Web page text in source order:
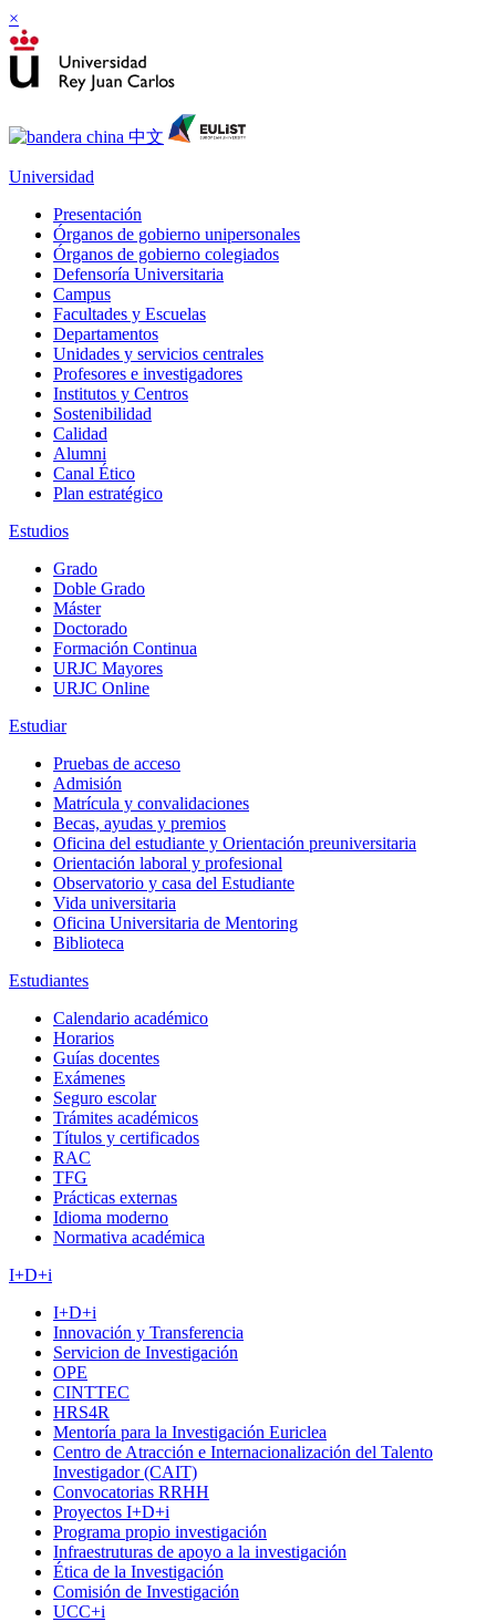
×
Universidad
Presentación
Órganos de gobierno unipersonales
Órganos de gobierno colegiados
Defensoría Universitaria
Campus
Facultades y Escuelas
Departamentos
Unidades y servicios centrales
Profesores e investigadores
Institutos y Centros
Sostenibilidad
Calidad
Alumni
Canal Ético
Plan estratégico
Estudios
Grado
Doble Grado
Máster
Doctorado
Formación Continua
URJC Mayores
URJC Online
Estudiar
Pruebas de acceso
Admisión
Matrícula y convalidaciones
Becas, ayudas y premios
Oficina del estudiante y Orientación preuniversitaria
Orientación laboral y profesional
Observatorio y casa del Estudiante
Vida universitaria
Oficina Universitaria de Mentoring
Biblioteca
Estudiantes
Calendario académico
Horarios
Guías docentes
Exámenes
Seguro escolar
Trámites académicos
Títulos y certificados
RAC
TFG
Prácticas externas
Idioma moderno
Normativa académica
I+D+i
I+D+i
Innovación y Transferencia
Servicion de Investigación
OPE
CINTTEC
HRS4R
Mentoría para la Investigación Euriclea
Centro de Atracción e Internacionalización del Talento
Investigador (CAIT)
Convocatorias RRHH
Proyectos I+D+i
Programa propio investigación
Infraestruturas de apoyo a la investigación
Ética de la Investigación
Comisión de Investigación
UCC+i